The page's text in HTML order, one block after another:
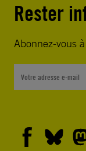
Rester
Abonnez-vous